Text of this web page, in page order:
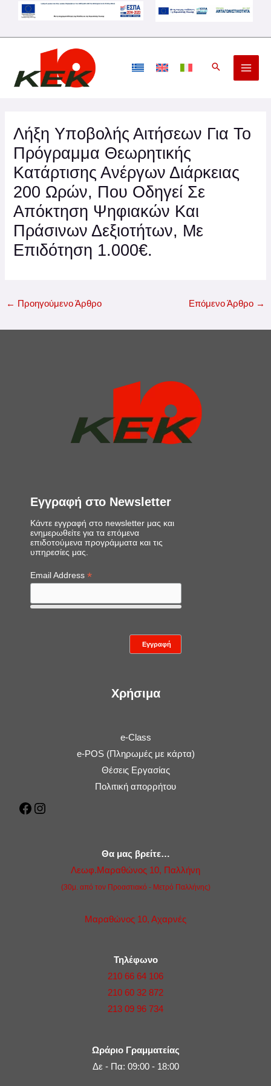
Μετάβαση
περιεχόμενο
Λήξη Υποβολής Αιτήσεων Για Το
Πρόγραμμα Θεωρητικής
Κατάρτισης Ανέργων Διάρκειας
200 Ωρών, Που Οδηγεί Σε
Απόκτηση Ψηφιακών Και
Πράσινων Δεξιοτήτων, Με
Επιδότηση 1.000€.
← Προηγούμενο Άρθρο Επόμενο Άρθρο →
Εγγραφή στο Newsletter
Κάντε εγγραφή στο newsletter μας και
ενημερωθείτε για τα επόμενα
επιδοτούμενα προγράμματα και τις
υπηρεσίες μας.
Email Address *
Χρήσιμα
e-Class
e-POS (Πληρωμές με κάρτα)
Θέσεις Εργασίας
Πολιτική απορρήτου
Facebook
Θα μας βρείτε…
Λεωφ.Μαραθώνος 10, Παλλήνη
(30μ. από τον Προαστιακό - Μετρό Παλλήνης)
Μαραθώνος 10, Αχαρνές
Τηλέφωνο
210 66 64 106
210 60 32 872
213 09 96 734
Ωράριο Γραμματείας
Δε - Πα: 09:00 - 18:00